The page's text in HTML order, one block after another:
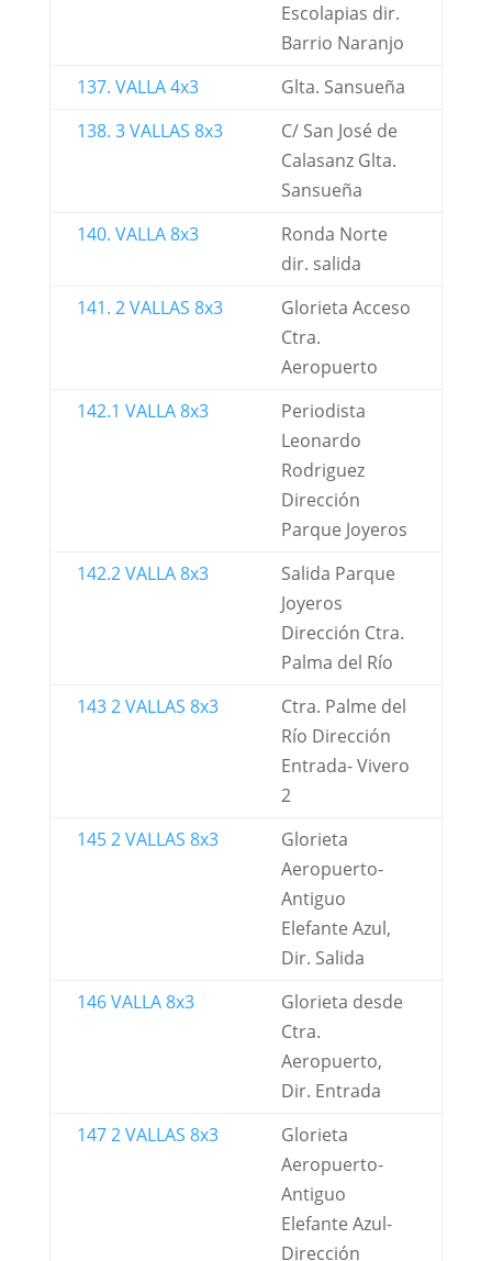
Escolapias dir.
Barrio Naranjo
137. VALLA 4x3
Glta. Sansueña
138. 3 VALLAS 8x3
C/ San José de
Calasanz Glta.
Sansueña
140. VALLA 8x3
Ronda Norte
dir. salida
141. 2 VALLAS 8x3
Glorieta Acceso
Ctra.
Aeropuerto
142.1 VALLA 8x3
Periodista
Leonardo
Rodriguez
Dirección
Parque Joyeros
142.2 VALLA 8x3
Salida Parque
Joyeros
Dirección Ctra.
Palma del Río
143 2 VALLAS 8x3
Ctra. Palme del
Río Dirección
Entrada- Vivero
2
145 2 VALLAS 8x3
Glorieta
Aeropuerto-
Antiguo
Elefante Azul,
Dir. Salida
146 VALLA 8x3
Glorieta desde
Ctra.
Aeropuerto,
Dir. Entrada
147 2 VALLAS 8x3
Glorieta
Aeropuerto-
Antiguo
Elefante Azul-
Dirección